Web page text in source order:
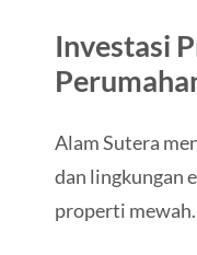
Investasi
Alam Sutera
dan lingkungan
properti mewah.